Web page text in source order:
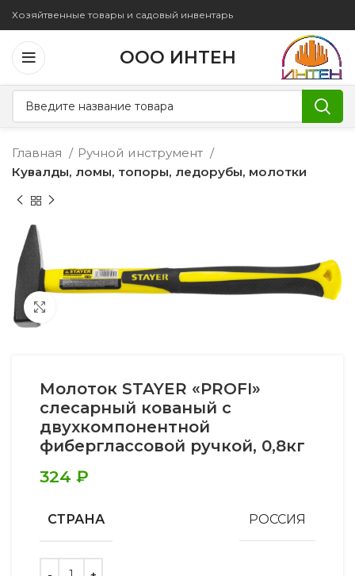
Хозяйтвенные товары и садовый инвентарь
ООО ИНТЕН
Главная
Ручной инструмент
Кувалды, ломы, топоры, ледорубы, молотки
Молоток STAYER «PROFI»
слесарный кованый с
двухкомпонентной
фиберглассовой ручкой, 0,8кг
324 ₽
СТРАНА РОССИЯ